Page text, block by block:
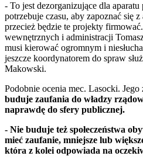
- To jest dezorganizujące dla
potrzebuje czasu, aby zapoznać się
przecież będzie te projekty
wewnętrznych i administracji
musi kierować ogromnym i
jeszcze koordynatorem do spraw
Makowski.
Podobnie ocenia mec. Lasocki. Jego
buduje zaufania do władzy
naprawdę do sfery publicznej.
- Nie buduje też społeczeństwa
mieć zaufanie, mniejsze lub
która z kolei odpowiada na